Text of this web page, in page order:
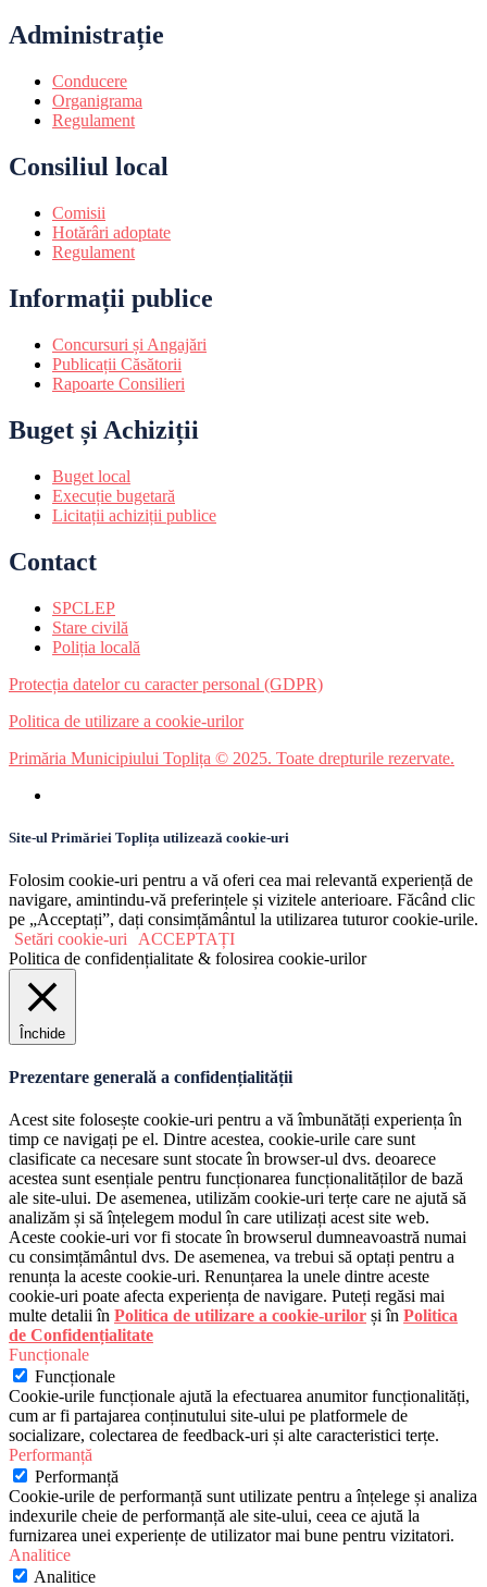
Administrație
Conducere
Organigrama
Regulament
Consiliul local
Comisii
Hotărâri adoptate
Regulament
Informații publice
Concursuri și Angajări
Publicații Căsătorii
Rapoarte Consilieri
Buget și Achiziții
Buget local
Execuție bugetară
Licitații achiziții publice
Contact
SPCLEP
Stare civilă
Poliția locală
Protecția datelor cu caracter personal (GDPR)
Politica de utilizare a cookie-urilor
Primăria Municipiului Toplița © 2025. Toate drepturile rezervate.
Site-ul Primăriei Toplița utilizează cookie-uri
Folosim cookie-uri pentru a vă oferi cea mai relevantă experiență de
navigare, amintindu-vă preferințele și vizitele anterioare. Făcând clic
pe „Acceptați”, dați consimțământul la utilizarea tuturor cookie-urile.
Setări cookie-uri
ACCEPTAȚI
Politica de confidențialitate & folosirea cookie-urilor
Închide
Prezentare generală a confidențialității
Acest site folosește cookie-uri pentru a vă îmbunătăți experiența în
timp ce navigați pe el. Dintre acestea, cookie-urile care sunt
clasificate ca necesare sunt stocate în browser-ul dvs. deoarece
acestea sunt esențiale pentru funcționarea funcționalităților de bază
ale site-ului. De asemenea, utilizăm cookie-uri terțe care ne ajută să
analizăm și să înțelegem modul în care utilizați acest site web.
Aceste cookie-uri vor fi stocate în browserul dumneavoastră numai
cu consimțământul dvs. De asemenea, va trebui să optați pentru a
renunța la aceste cookie-uri. Renunțarea la unele dintre aceste
cookie-uri poate afecta experiența de navigare. Puteți regăsi mai
multe detalii în Politica de utilizare a cookie-urilor și în Politica
de Confidențialitate
Funcționale
Funcționale
Cookie-urile funcționale ajută la efectuarea anumitor funcționalități,
cum ar fi partajarea conținutului site-ului pe platformele de
socializare, colectarea de feedback-uri și alte caracteristici terțe.
Performanță
Performanță
Cookie-urile de performanță sunt utilizate pentru a înțelege și analiza
indexurile cheie de performanță ale site-ului, ceea ce ajută la
furnizarea unei experiențe de utilizator mai bune pentru vizitatori.
Analitice
Analitice